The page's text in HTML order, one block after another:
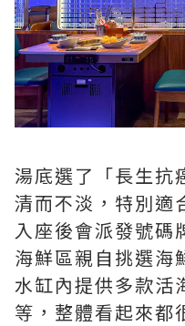
湯底選了「長生抗
清而不淡，特別適
入座後會派發號碼
海鮮區親自挑選海
水缸內提供多款活
等，整體看起來都